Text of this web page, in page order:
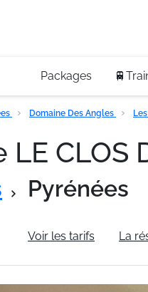
Packages
Domaine Des Angles
CLOS
Pyrénées
Voir les tarifs La